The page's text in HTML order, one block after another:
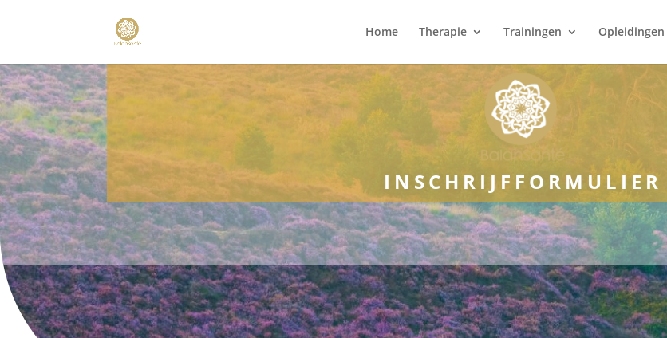
Home Therapie Trainingen Opleidingen
INSCHRIJFFORMULIER